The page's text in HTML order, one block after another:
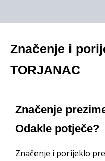
Značenje i
TORJANAC
Značenje
Odakle potječe?
Značenje i porijeklo